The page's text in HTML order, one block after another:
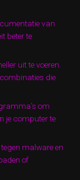
van
beter te
uit te voeren.
die
om
je computer te
malware en
of